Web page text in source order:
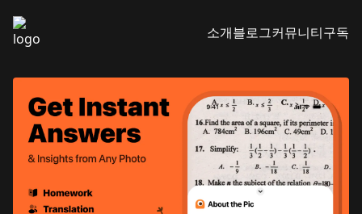
소개블로그커뮤니티구독